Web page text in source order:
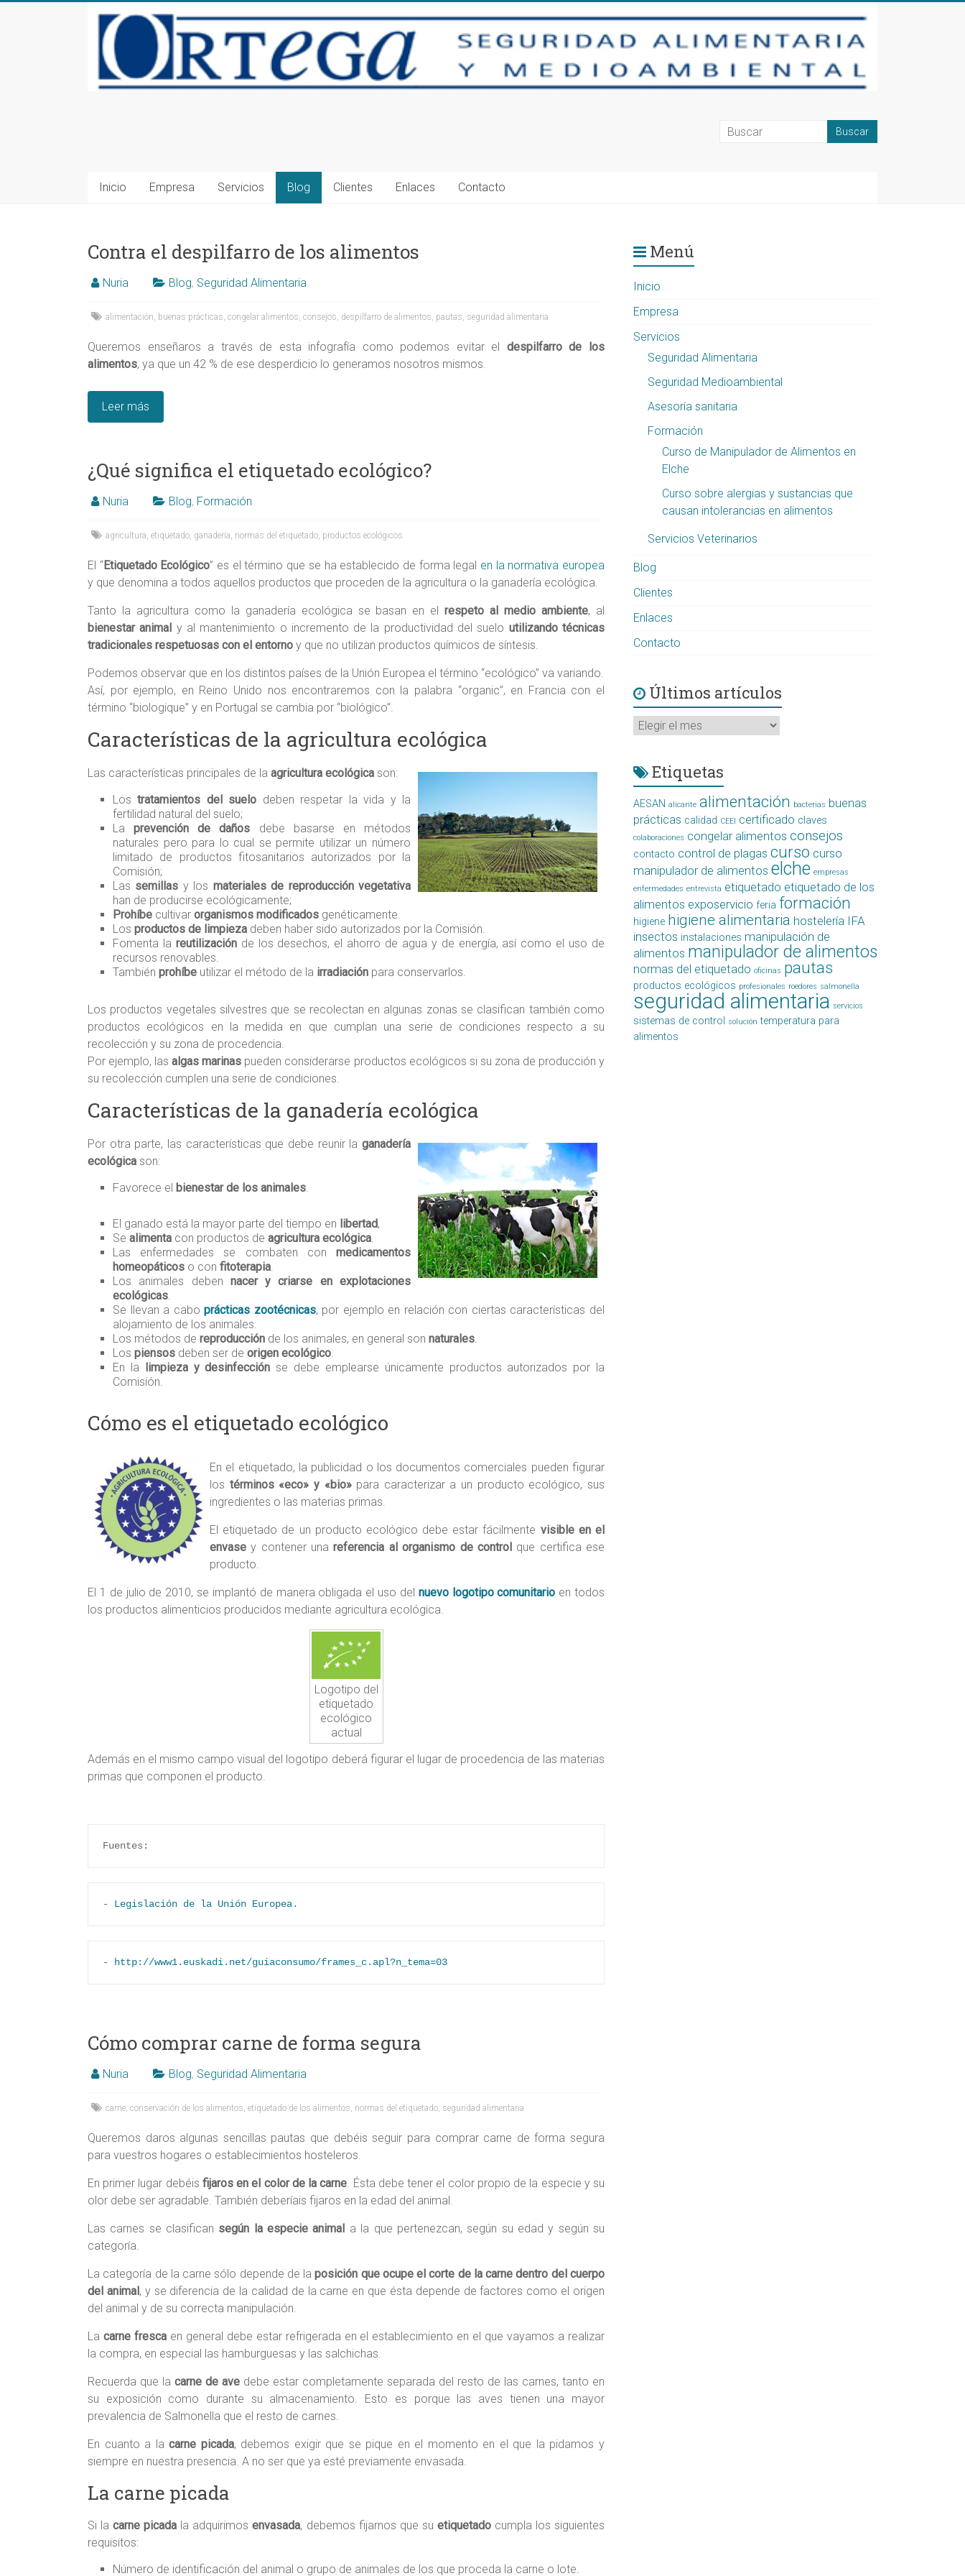
Seguridad
y
Medioambiente
Alicante,
Elche,
Ortega
Inicio Empresa Servicios Blog Clientes Enlaces Contacto
Contra el despilfarro de los alimentos
Nuria Blog, Seguridad Alimentaria
alimentación, buenas prácticas, congelar alimentos, consejos, despilfarro de alimentos, pautas, seguridad alimentaria
Queremos enseñaros a través de esta infografía como podemos evitar el despilfarro de los
alimentos, ya que un 42 % de ese desperdicio lo generamos nosotros mismos.
Leer más
¿Qué significa el etiquetado ecológico?
Nuria Blog, Formación
agricultura, etiquetado, ganadería, normas del etiquetado, productos ecológicos
El “Etiquetado Ecológico” es el término que se ha establecido de forma legal en la normativa europea
y que denomina a todos aquellos productos que proceden de la agricultura o la ganadería ecológica.
Tanto la agricultura como la ganadería ecológica se basan en elrespeto al medio ambiente, al
bienestar animal y al mantenimiento o incremento de la productividad del suelo utilizando técnicas
tradicionales respetuosas con el entorno y que no utilizan productos químicos de síntesis.
Podemos observar que en los distintos países de la Unión Europea el término “ecológico” va variando.
Así, por ejemplo, en Reino Unido nos encontraremos con la palabra “organic”, en Francia con el
término “biologique” y en Portugal se cambia por “biológico”.
Características de la agricultura ecológica
Las características principales de la agricultura ecológica son:
Lostratamientos del suelo deben respetar la vida y la
fertilidad natural del suelo;
Laprevención de daños debe basarse en métodos
naturales pero para lo cual se permite utilizar un número
limitado de productos fitosanitarios autorizados por la
Comisión;
Las semillas y los materiales de reproducción vegetativa
han de producirse ecológicamente;
Prohíbe cultivar organismos modificados genéticamente.
Los productos de limpieza deben haber sido autorizados por la Comisión.
Fomenta la reutilizaciónde los desechos, el ahorro de agua y de energía, así como el uso de
recursos renovables.
También prohíbe utilizar el método de la irradiación para conservarlos.
Los productos vegetales silvestres que se recolectan en algunas zonas se clasifican también como
productos ecológicos en la medida en que cumplan una serie de condiciones respecto a su
recolección y su zona de procedencia.
Por ejemplo, lasalgas marinas pueden considerarse productos ecológicos si su zona de producción y
su recolección cumplen una serie de condiciones.
Características de la ganadería ecológica
Por otra parte, las características que debe reunir la ganadería
ecológica son:
Favorece el bienestar de los animales.
El ganado está la mayor parte del tiempo en libertad,
Se alimenta con productos de agricultura ecológica.
Las enfermedades se combaten con medicamentos
homeopáticos o con fitoterapia.
Los animales deben nacer y criarse en explotaciones
ecológicas.
Se llevan a caboprácticas zootécnicas, por ejemplo en relación con ciertas características del
alojamiento de los animales.
Los métodos de reproducción de los animales, en general son naturales.
Los piensos deben ser de origen ecológico.
En la limpieza y desinfección se debe emplearse únicamente productos autorizados por la
Comisión.
Cómo es el etiquetado ecológico
En el etiquetado, la publicidad o los documentos comerciales pueden figurar
los términos «eco» y «bio»para caracterizar a un producto ecológico, sus
ingredientes o las materias primas.
El etiquetado de un producto ecológico debe estar fácilmente visible en el
envase y contener unareferencia al organismo de controlque certifica ese
producto.
El 1 de julio de 2010, se implantó de manera obligada el uso del nuevo logotipo comunitario en todos
los productos alimenticios producidos mediante agricultura ecológica.
Logotipo del
etiquetado
ecológico
actual
Además en el mismo campo visual del logotipo deberá figurar el lugar de procedencia de las materias
primas que componen el producto.
Fuentes:
- Legislación de la Unión Europea.
- http://www1.euskadi.net/guiaconsumo/frames_c.apl?n_tema=03
Cómo comprar carne de forma segura
Nuria Blog, Seguridad Alimentaria
carne conservación de los alimentos etiquetado de los alimentos normas del etiquetado seguridad alimentaria
Queremos daros algunas sencillas pautas que debéis seguir para comprar carne de forma segura
para vuestros hogares o establecimientos hosteleros.
En primer lugar debéis fijaros en el color de la carne . Ésta debe tener el color propio de la especie y su
olor debe ser agradable. También deberíais fijaros en la edad del animal.
Las carnes se clasifican según la especie animal a la que pertenezcan, según su edad y según su
categoría.
La categoría de la carne sólo depende de laposición que ocupe el corte de la carne dentro del cuerpo
del animal, y se diferencia de la calidad de la carne en que ésta depende de factores como el origen
del animal y de su correcta manipulación.
La carne frescaen general debe estar refrigerada en el establecimiento en el que vayamos a realizar
la compra, en especial las hamburguesas y las salchichas.
Recuerda que la carne de ave debe estar completamente separada del resto de las carnes, tanto en
su exposición como durante su almacenamiento. Esto es porque las aves tienen una mayor
prevalencia de Salmonella que el resto de carnes.
En cuanto a lacarne picada, debemos exigir que se pique en el momento en el que la pidamos y
siempre en nuestra presencia. A no ser que ya esté previamente envasada.
La carne picada
Si lacarne picada la adquirimosenvasada, debemos fijarnos que su etiquetadocumpla los siguientes
requisitos:
Número de identificación del animal o grupo de animales de los que proceda la carne o lote.
Menú
Inicio
Empresa
Servicios
Seguridad Alimentaria
Seguridad Medioambiental
Asesoría sanitaria
Formación
Curso de Manipulador de Alimentos en
Elche
Curso sobre alergias y sustancias que
causan intolerancias en alimentos
Servicios Veterinarios
Blog
Clientes
Enlaces
Contacto
Últimos artículos
Últimos
artículos
Etiquetas
AESAN alicante alimentación bacterias buenas
prácticas calidad CEEI certificado claves
colaboraciones congelar alimentos consejos
contacto control de plagas curso curso
manipulador de alimentos elche empresas
enfermedades entrevista etiquetado etiquetado de los
alimentos exposervicio feria formación
higiene higiene alimentaria hostelería IFA
insectos instalaciones manipulación de
alimentos manipulador de alimentos
normas del etiquetado oficinas pautas
productos ecológicos profesionales roedores salmonella
seguridad alimentaria servicios
sistemas de control solución temperatura para
alimentos